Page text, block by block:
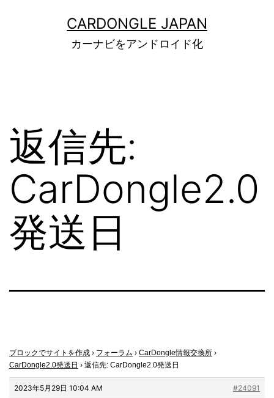
CARDONGLE JAPAN
カーナビをアンドロイド化
返信先:
CarDongle2.0
発送日
ブロックでサイトを作成 › フォーラム › CarDongle情報交換所 ›
CarDongle2.0発送日 › 返信先: CarDongle2.0発送日
2023年5月29日 10:04 AM #24091